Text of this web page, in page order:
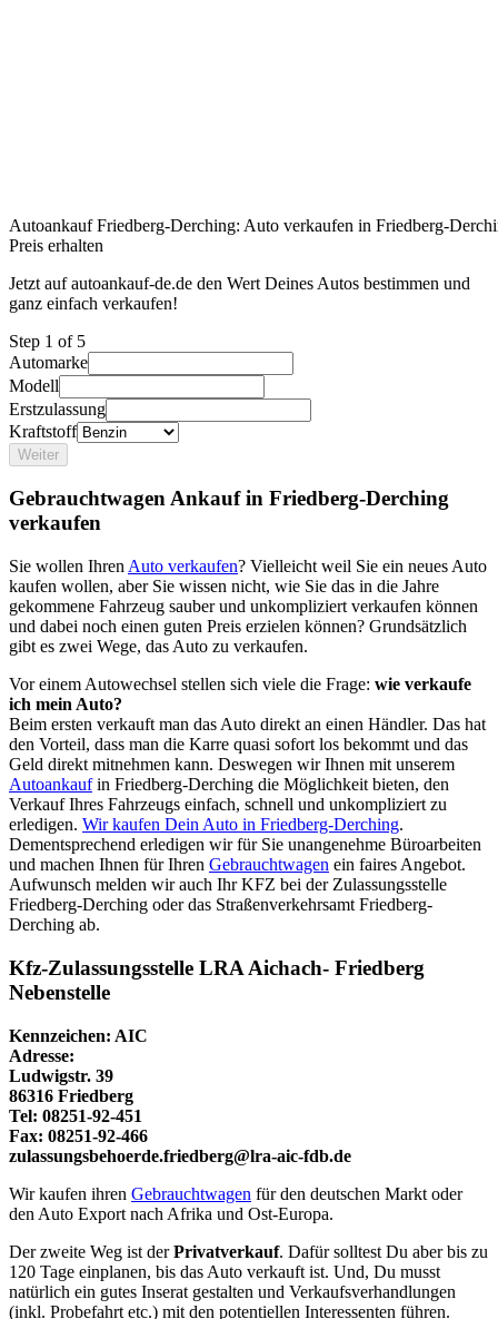
Autoankauf Friedberg-Derching: Auto verkaufen in Friedberg-
Preis erhalten
Jetzt auf autoankauf-de.de den Wert Deines Autos bestimmen und
ganz einfach verkaufen!
Step 1 of 5
Automarke
Modell
Erstzulassung
Kraftstoff
Weiter
Gebrauchtwagen Ankauf in Friedberg-Derching
verkaufen
Sie wollen Ihren Auto verkaufen? Vielleicht weil Sie ein neues Auto
kaufen wollen, aber Sie wissen nicht, wie Sie das in die Jahre
gekommene Fahrzeug sauber und unkompliziert verkaufen können
und dabei noch einen guten Preis erzielen können? Grundsätzlich
gibt es zwei Wege, das Auto zu verkaufen.
Vor einem Autowechsel stellen sich viele die Frage: wie verkaufe
ich mein Auto?
Beim ersten verkauft man das Auto direkt an einen Händler. Das hat
den Vorteil, dass man die Karre quasi sofort los bekommt und das
Geld direkt mitnehmen kann. Deswegen wir Ihnen mit unserem
Autoankaufin Friedberg-Derching die Möglichkeit bieten, den
Verkauf Ihres Fahrzeugs einfach, schnell und unkompliziert zu
erledigen. Wir kaufen Dein Auto in Friedberg-Derching.
Dementsprechend erledigen wir für Sie unangenehme Büroarbeiten
und machen Ihnen für Ihren Gebrauchtwagen ein faires Angebot.
Aufwunsch melden wir auch Ihr KFZ bei der Zulassungsstelle
Friedberg-Derching oder das Straßenverkehrsamt Friedberg-
Derching ab.
Kfz-Zulassungsstelle LRA Aichach- Friedberg
Nebenstelle
Kennzeichen: AIC
Adresse:
Ludwigstr. 39
86316 Friedberg
Tel: 08251-92-451
Fax: 08251-92-466
zulassungsbehoerde.friedberg@lra-aic-fdb.de
Wir kaufen ihren Gebrauchtwagen für den deutschen Markt oder
den Auto Export nach Afrika und Ost-Europa.
Der zweite Weg ist derPrivatverkauf. Dafür solltest Du aber bis zu
120 Tage einplanen, bis das Auto verkauft ist. Und, Du musst
natürlich ein gutes Inserat gestalten und Verkaufsverhandlungen
(inkl. Probefahrt etc.) mit den potentiellen Interessenten führen.